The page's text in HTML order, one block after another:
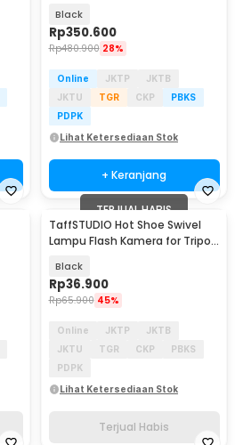
Black
Rp350.600
Rp480.900 28%
Online JKTP
JKTB
JKTU
TGR CKP
PBKS
PDPK
Lihat Ketersediaan Stok
+ Keranjang
TERJUAL HABIS
TaffSTUDIO Hot Shoe Swivel
Lampu Flash Kamera for Tripod
Black
Rp36.900
Rp65.900 45%
Online JKTP
JKTB
JKTU
TGR CKP
PBKS
PDPK
Lihat Ketersediaan Stok
Terjual Habis